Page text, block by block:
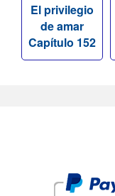
El privilegio
de amar
Capítulo 152